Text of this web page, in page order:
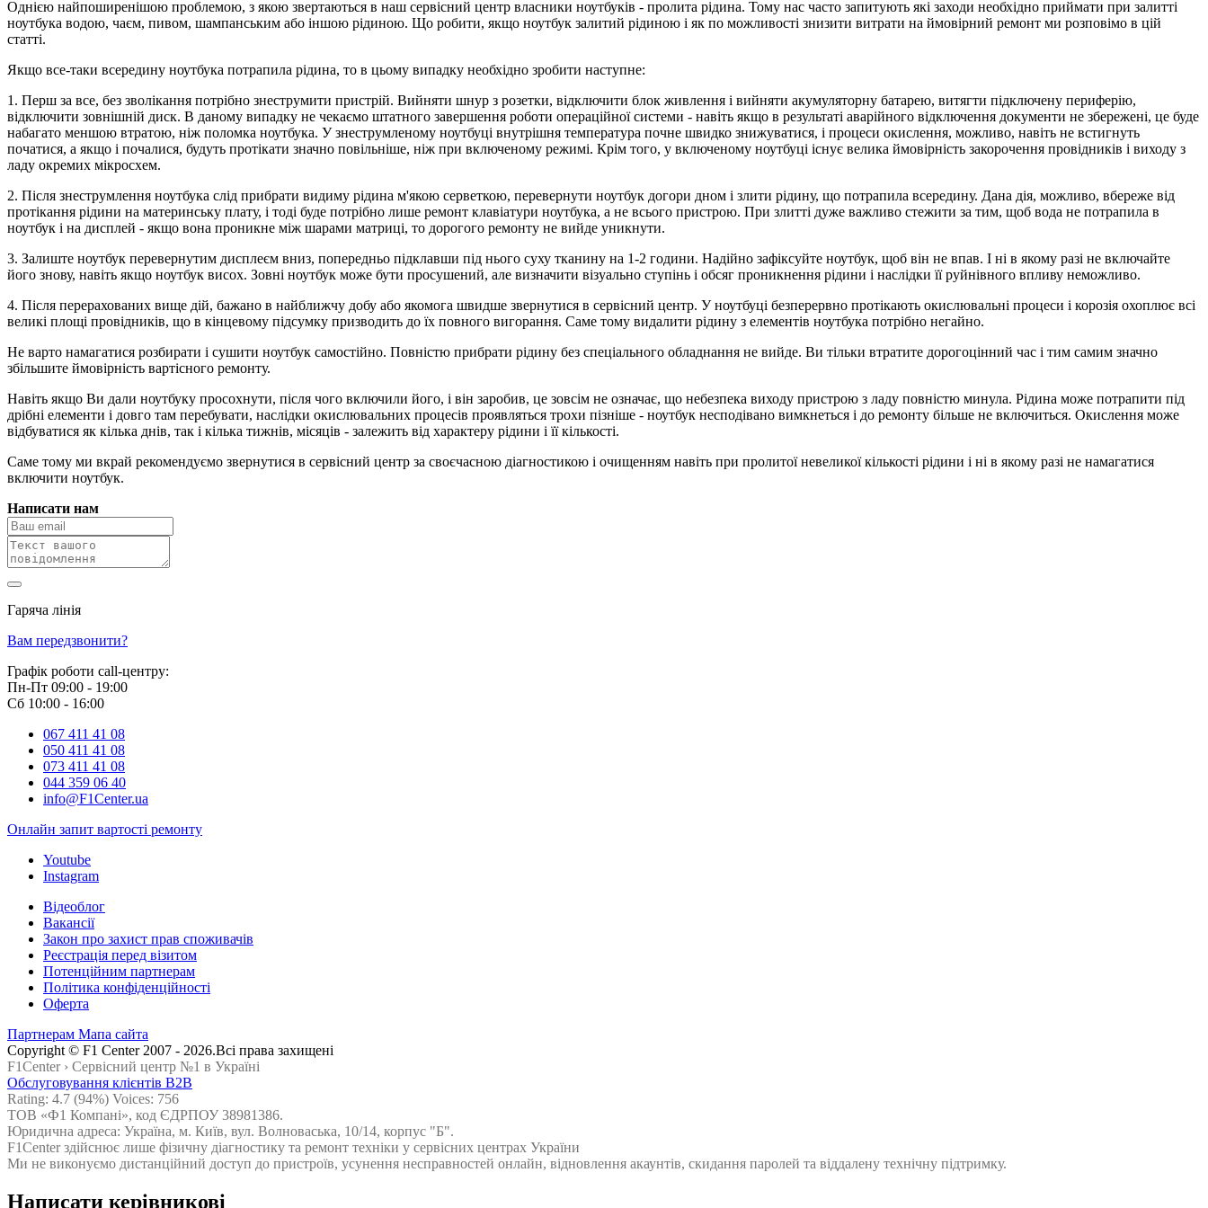
Однією найпоширенішою проблемою, з якою звертаються в наш сервісний центр власники ноутбуків - пролита рідина. Тому нас часто запитують які заходи необхідно приймати при залитті
ноутбука водою, чаєм, пивом, шампанським або іншою рідиною. Що робити, якщо ноутбук залитий рідиною і як по можливості знизити витрати на ймовірний ремонт ми розповімо в цій
статті.
Якщо все-таки всередину ноутбука потрапила рідина, то в цьому випадку необхідно зробити наступне:
1. Перш за все, без зволікання потрібно знеструмити пристрій. Вийняти шнур з розетки, відключити блок живлення і вийняти акумуляторну батарею, витягти підключену периферію,
відключити зовнішній диск. В даному випадку не чекаємо штатного завершення роботи операційної системи - навіть якщо в результаті аварійного відключення документи не збережені, це буде
набагато меншою втратою, ніж поломка ноутбука. У знеструмленому ноутбуці внутрішня температура почне швидко знижуватися, і процеси окислення, можливо, навіть не встигнуть
початися, а якщо і почалися, будуть протікати значно повільніше, ніж при включеному режимі. Крім того, у включеному ноутбуці існує велика ймовірність закорочення провідників і виходу з
ладу окремих мікросхем.
2. Після знеструмлення ноутбука слід прибрати видиму рідина м'якою серветкою, перевернути ноутбук догори дном і злити рідину, що потрапила всередину. Дана дія, можливо, вбереже від
протікання рідини на материнську плату, і тоді буде потрібно лише ремонт клавіатури ноутбука, а не всього пристрою. При злитті дуже важливо стежити за тим, щоб вода не потрапила в
ноутбук і на дисплей - якщо вона проникне між шарами матриці, то дорогого ремонту не вийде уникнути.
3. Залиште ноутбук перевернутим дисплеєм вниз, попередньо підклавши під нього суху тканину на 1-2 години. Надійно зафіксуйте ноутбук, щоб він не впав. І ні в якому разі не включайте
його знову, навіть якщо ноутбук висох. Зовні ноутбук може бути просушений, але визначити візуально ступінь і обсяг проникнення рідини і наслідки її руйнівного впливу неможливо.
4. Після перерахованих вище дій, бажано в найближчу добу або якомога швидше звернутися в сервісний центр. У ноутбуці безперервно протікають окислювальні процеси і корозія охоплює всі
великі площі провідників, що в кінцевому підсумку призводить до їх повного вигорання. Саме тому видалити рідину з елементів ноутбука потрібно негайно.
Не варто намагатися розбирати і сушити ноутбук самостійно. Повністю прибрати рідину без спеціального обладнання не вийде. Ви тільки втратите дорогоцінний час і тим самим значно
збільшите ймовірність вартісного ремонту.
Навіть якщо Ви дали ноутбуку просохнути, після чого включили його, і він заробив, це зовсім не означає, що небезпека виходу пристрою з ладу повністю минула. Рідина може потрапити під
дрібні елементи і довго там перебувати, наслідки окислювальних процесів проявляться трохи пізніше - ноутбук несподівано вимкнеться і до ремонту більше не включиться. Окислення може
відбуватися як кілька днів, так і кілька тижнів, місяців - залежить від характеру рідини і її кількості.
Саме тому ми вкрай рекомендуємо звернутися в сервісний центр за своєчасною діагностикою і очищенням навіть при пролитої невеликої кількості рідини і ні в якому разі не намагатися
включити ноутбук.
Написати нам
Гаряча лінія
Вам передзвонити?
Графік роботи call-центру:
Пн-Пт 09:00 - 19:00
Сб 10:00 - 16:00
067 411 41 08
050 411 41 08
073 411 41 08
044 359 06 40
info@F1Center.ua
Онлайн запит вартостi ремонту
Youtube
Instagram
Відеоблог
Вакансії
Закон про захист прав споживачів
Реєстрація перед візитом
Потенційним партнерам
Політика конфіденційності
Оферта
Партнерам Мапа сайта
Сopyright © F1 Center 2007 - 2026.Всі права захищені
F1Center › Cервісний центр №1 в Україні
Обслуговування клієнтів B2B
Rating: 4.7 (94%) Voices: 756
ТОВ «Ф1 Компані», код ЄДРПОУ 38981386.
Юридична адреса: Україна, м. Київ, вул. Волноваська, 10/14, корпус "Б".
F1Center здійснює лише фізичну діагностику та ремонт техніки у сервісних центрах України
Ми не виконуємо дистанційний доступ до пристроїв, усунення несправностей онлайн, відновлення акаунтів, скидання паролей та віддалену технічну підтримку.
Написати керівникові